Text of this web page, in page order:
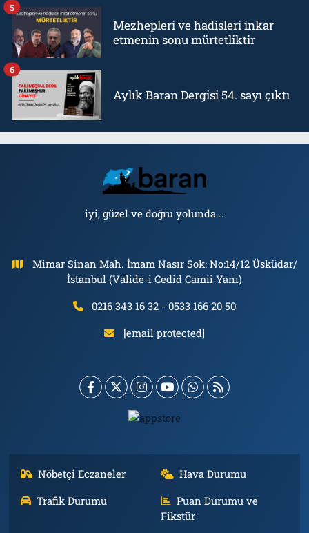
Mezhepleri ve hadisleri inkar
etmenin sonu mürtetliktir
5
Aylık Baran Dergisi 54. sayı çıktı
6
iyi, güzel ve doğru yolunda...
Mimar Sinan Mah. İmam Nasır Sok: No:14/12 Üsküdar/
İstanbul (Valide-i Cedid Camii Yanı)
0216 343 16 32 - 0533 166 20 50
[email protected]
Nöbetçi Eczaneler
Hava Durumu
Trafik Durumu
Puan Durumu ve
Fikstür